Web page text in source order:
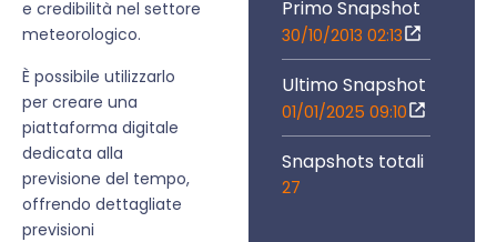
e credibilità nel settore
meteorologico.
È possibile utilizzarlo
per creare una
piattaforma digitale
dedicata alla
previsione del tempo,
offrendo dettagliate
previsioni
Primo Snapshot
30/10/2013 02:13
Ultimo Snapshot
01/01/2025 09:10
Snapshots totali
27